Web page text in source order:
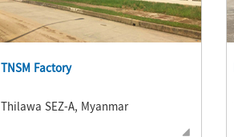
TNSM Factory
Thilawa SEZ-A, Myanmar